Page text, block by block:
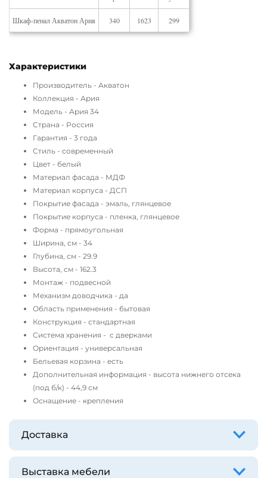
Шкаф-пенал Акватон Ария 340 1623 299
Характеристики
Производитель - Акватон
Коллекция - Ария
Модель - Ария 34
Страна - Россия
Гарантия - 3 года
Стиль - современный
Цвет - белый
Материал фасада - МДФ
Материал корпуса - ДСП
Покрытие фасада - эмаль, глянцевое
Покрытие корпуса - пленка, глянцевое
Форма - прямоугольная
Ширина, см - 34
Глубина, см - 29.9
Высота, см - 162.3
Монтаж - подвесной
Механизм доводчика - да
Область применения - бытовая
Конструкция - стандартная
Система хранения - с дверками
Ориентация - универсальная
Бельевая корзина - есть
Дополнительная информация - высота нижнего отсека
(под б/к) - 44,9 см
Оснащение - крепления
Доставка
Выставка мебели